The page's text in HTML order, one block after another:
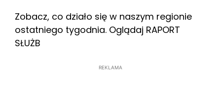
Zobacz, co działo się w naszym regionie
ostatniego tygodnia. Oglądaj RAPORT
SŁUŻB
REKLAMA